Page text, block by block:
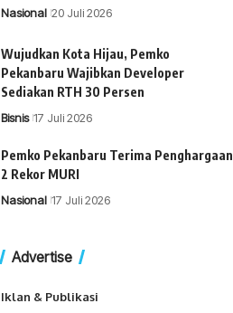
Nasional 20 Juli 2026
Wujudkan Kota Hijau, Pemko
Pekanbaru Wajibkan Developer
Sediakan RTH 30 Persen
Bisnis 17 Juli 2026
Pemko Pekanbaru Terima Penghargaan
2 Rekor MURI
Nasional 17 Juli 2026
Advertise
Iklan & Publikasi